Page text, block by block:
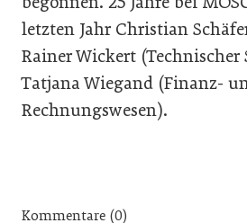
letzten Jahr Christian
Rainer Wickert
Tatjana Wiegand (Finanz-
Rechnungswesen).
Kommentare (0)